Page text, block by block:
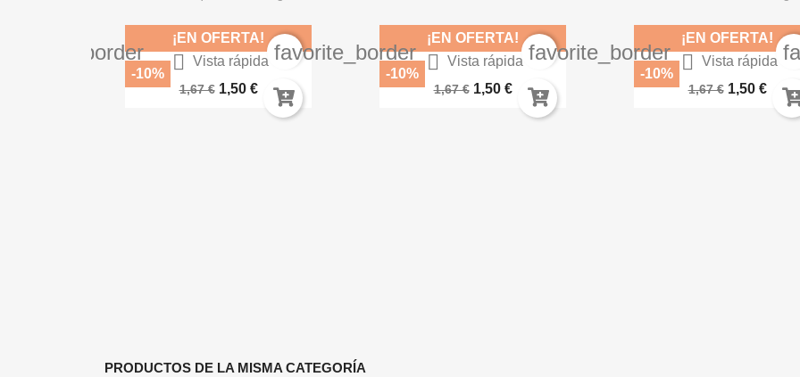
favorite_border  Vista rápida
Camuflaje Pardo Medio 71.038
1,67 € 1,50 €
¡EN OFERTA!
-10%
favorite_border  Vista rápida
US Verde Claro 71.137
1,67 € 1,50 €
¡EN OFERTA!
-10%
favorite_border  Vista rápida
US Arena 71.138
1,67 € 1,50 €
¡EN OFERTA!
-10%
PRODUCTOS DE LA MISMA CATEGORÍA